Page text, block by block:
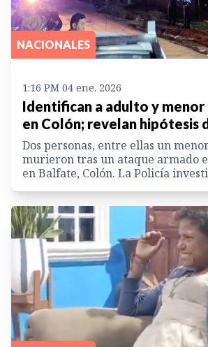
NACIONALES
1:16 PM 04 ene. 2026
Identifican a adulto y menor
en Colón; revelan hipótesis
Dos personas, entre ellas un
murieron tras un ataque armado
en Balfate, Colón. La Policía